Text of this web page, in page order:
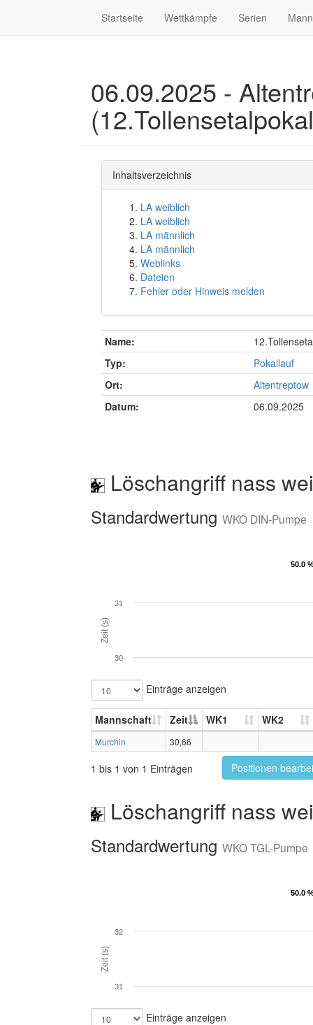
Startseite Wettkämpfe Serien
06.09.2025 -
Inhaltsverzeichnis
LA weiblich
LA weiblich
LA männlich
LA männlich
Weblinks
Dateien
Fehler oder Hinweis melden
Name:
Typ:
Pokallauf
Ort:
Altentreptow
Datum:
06.09.2025
Löschangriff nass
Standardwertung WKO DIN-Pumpe
50.0
50.0
Zeit (s)
30
31
Einträge anzeigen
Mannschaft Zeit WK1 WK2
Murchin 30,66
1 bis 1 von 1 Einträgen Positionen
Löschangriff nass
Standardwertung WKO TGL-Pumpe
50.0
50.0
Zeit (s)
31
32
Einträge anzeigen